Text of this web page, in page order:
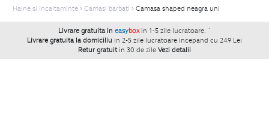
Haine si Incaltaminte Camasi barbati Camasa shaped neagra uni
Livrare gratuita in easybox in 1-5 zile lucratoare. `
Livrare gratuita la domiciliu in 2-5 zile lucratoare incepand cu 249 Lei
Retur gratuit in 30 de zile Vezi detalii